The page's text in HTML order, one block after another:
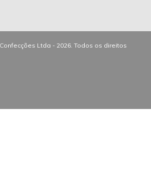
Ltda - 2026. Todos os direitos